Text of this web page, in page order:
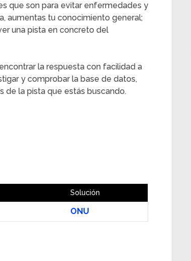
que son para evitar enfermedades y
aumentas tu conocimiento general;
una pista en concreto del
la respuesta con facilidad a
y comprobar la base de datos,
de la pista que estás buscando.
Solución
ONU